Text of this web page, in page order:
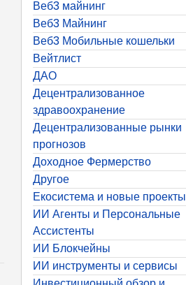
Веб3 майнинг
Веб3 Майнинг
Веб3 Мобильные кошельки
Вейтлист
ДАО
Децентрализованное
здравоохранение
Децентрализованные рынки
прогнозов
Доходное Фермерство
Другое
Екосистема и новые проекты
ИИ Агенты и Персональные
Ассистенты
ИИ Блокчейны
ИИ инструменты и сервисы